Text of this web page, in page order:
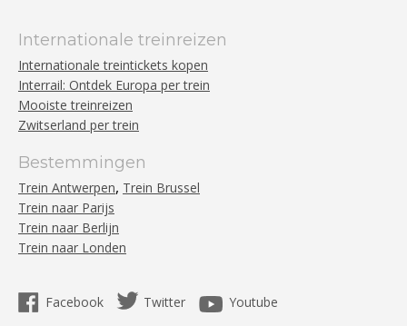
Internationale treinreizen
Internationale treintickets kopen
Interrail: Ontdek Europa per trein
Mooiste treinreizen
Zwitserland per trein
Bestemmingen
Trein Antwerpen, Trein Brussel
Trein naar Parijs
Trein naar Berlijn
Trein naar Londen
Facebook Twitter Youtube